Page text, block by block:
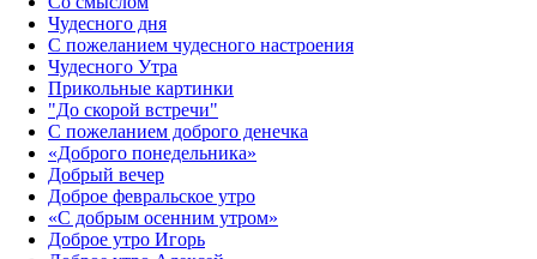
Чудесного дня
С пожеланием чудесного настроения
Чудесного Утра
Прикольные картинки
"До скорой встречи"
С пожеланием доброго денечка
«Доброго понедельника»‎
Добрый вечер
Доброе февральское утро
«С добрым осенним утром»‎
Доброе утро Игорь